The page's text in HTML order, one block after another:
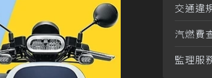
交通違
汽燃費
監理服